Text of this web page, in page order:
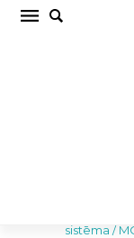
MONITOR
sistēma /